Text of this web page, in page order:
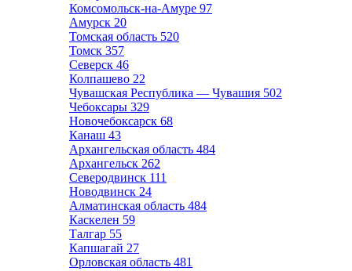
Комсомольск-на-Амуре 97
Амурск 20
Томская область 520
Томск 357
Северск 46
Колпашево 22
Чувашская Республика — Чувашия 502
Чебоксары 329
Новочебоксарск 68
Канаш 43
Архангельская область 484
Архангельск 262
Северодвинск 111
Новодвинск 24
Алматинская область 484
Каскелен 59
Талгар 55
Капшагай 27
Орловская область 481